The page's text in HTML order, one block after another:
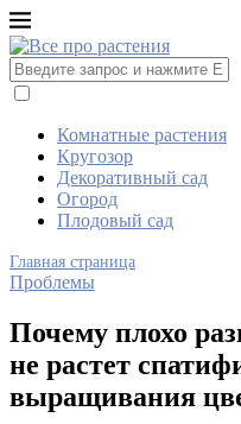
Комнатные растения
Кругозор
Декоративный сад
Огород
Плодовый сад
Главная страница
Проблемы
Почему плохо
не растет
выращивания